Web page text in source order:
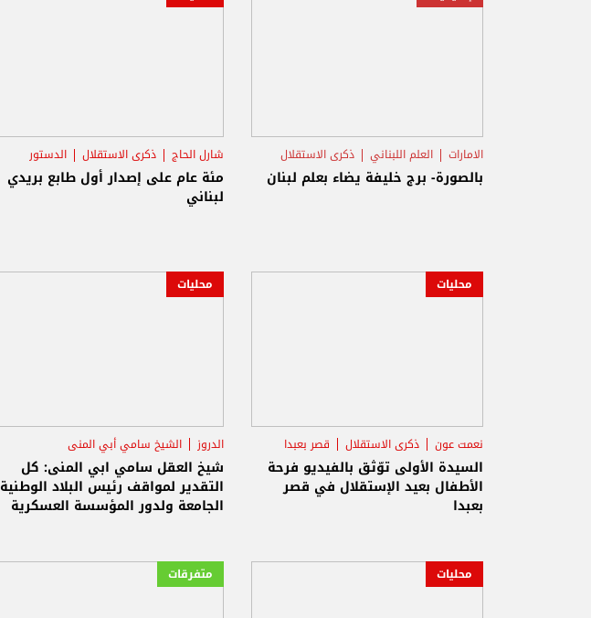
الامارات العلم اللبناني ذكرى الاستقلال
بالصورة- برج خليفة يضاء بعلم لبنان
شارل الحاج ذكرى الاستقلال الدستور
مئة عام على إصدار أول طابع بريدي
لبناني
محليات
نعمت عون ذكرى الاستقلال قصر بعبدا
السيدة الأولى توّثق بالفيديو فرحة
الأطفال بعيد الإستقلال في قصر
بعبدا
محليات
الدروز
الشيخ سامي أبي المنى
ذكرى الاستقلال
شيخ العقل سامي ابي المنى: كل
التقدير لمواقف رئيس البلاد الوطنية
الجامعة ولدور المؤسسة العسكرية
محليات متفرقات